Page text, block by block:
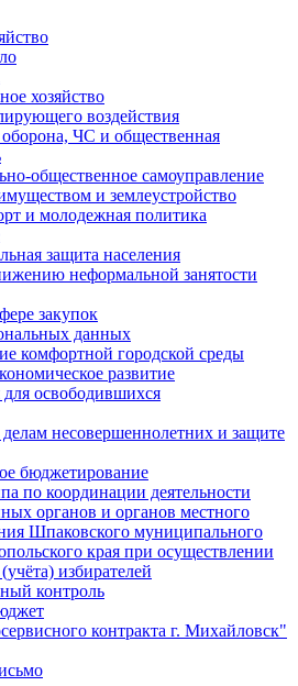
хозяйство
воздействия
ЧС и общественная
общественное самоуправление
и землеустройство
и молодежная политика
защита населения
неформальной занятости
закупок
данных
комфортной городской среды
развитие
освободившихся
несовершеннолетних и защите
бюджетирование
по координации деятельности
органов и органов местного
Шпаковского муниципального
края при осуществлении
избирателей
контроль
контракта г. Михайловск"